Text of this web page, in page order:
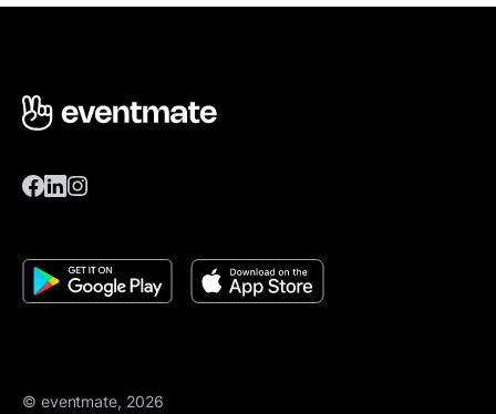
© eventmate, 2026